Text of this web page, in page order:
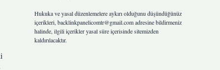
Hukuka ve yasal düzenlemelere aykırı olduğunu düşündüğünüz
içerikleri, backlinkpanelicomtr@gmail.comadresine bildirmeniz
halinde, ilgili içerikler yasal süre içerisinde sitemizden
kaldırılacaktır.